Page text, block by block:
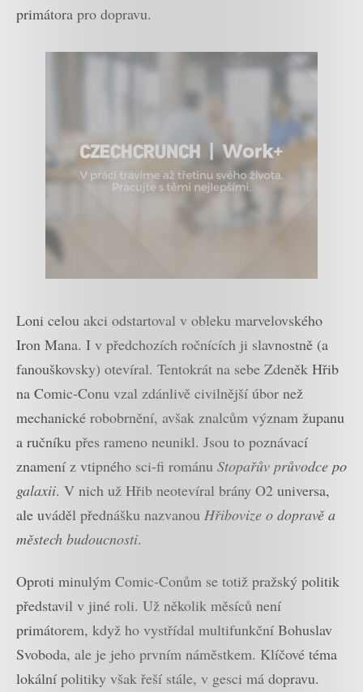
primátora pro dopravu.
Loni celou akci odstartoval v obleku marvelovského
Iron Mana. I v předchozích ročnících ji slavnostně (a
fanouškovsky) otevíral. Tentokrát na sebe Zdeněk Hřib
na Comic-Conu vzal zdánlivě civilnější úbor než
mechanické robobrnění, avšak znalcům význam županu
a ručníku přes rameno neunikl. Jsou to poznávací
znamení z vtipného sci-fi románu Stopařův průvodce po
galaxii. V nich už Hřib neotevíral brány O2 universa,
ale uváděl přednášku nazvanou Hřibovize o dopravě a
městech budoucnosti.
Oproti minulým Comic-Conům se totiž pražský politik
představil v jiné roli. Už několik měsíců není
primátorem, když ho vystřídal multifunkční Bohuslav
Svoboda, ale je jeho prvním náměstkem. Klíčové téma
lokální politiky však řeší stále, v gesci má dopravu.